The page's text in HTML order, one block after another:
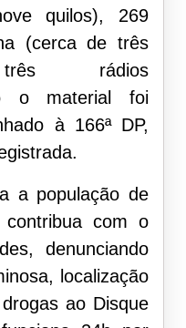
quilos), 269
(cerca de três
rádios
o material foi
à 166ª DP,
a população de
com o
denunciando
localização
ao Disque